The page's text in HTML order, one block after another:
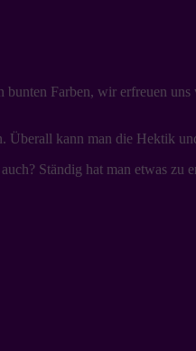
Farben, wir erfreuen
Überall kann man die Hektik
Ständig hat man etwas